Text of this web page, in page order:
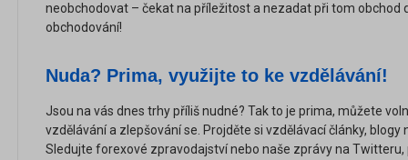
neobchodovat – čekat na příležitost a nezadat při tom obchod
obchodování!
Nuda? Prima, využijte to ke vzdělávání!
Jsou na vás dnes trhy příliš nudné? Tak to je prima, můžete
vzdělávání a zlepšování se. Projděte si vzdělávací články, blogy
Sledujte forexové zpravodajství nebo naše zprávy na Twitteru,